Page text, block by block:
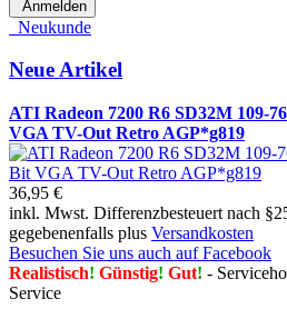
Anmelden
Neukunde
Neue Artikel
ATI Radeon 7200 R6 SD32M 109-
VGA TV-Out Retro AGP*g819
36,95 €
inkl. Mwst. Differenzbesteuert nach
gegebenenfalls plus Versandkosten
Besuchen Sie uns auch auf Facebook
Realistisch! Günstig! Gut! -
Service